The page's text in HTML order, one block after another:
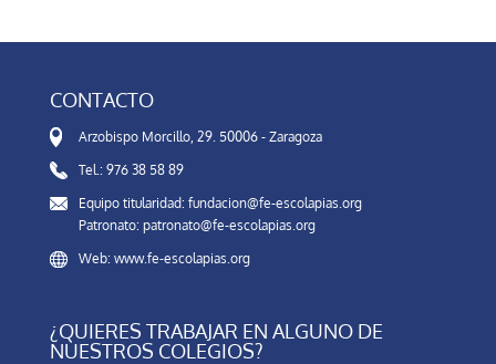
CONTACTO
Arzobispo Morcillo, 29. 50006 - Zaragoza
Tel.: 976 38 58 89
Equipo titularidad: fundacion@fe-escolapias.org
Patronato: patronato@fe-escolapias.org
Web: www.fe-escolapias.org
¿QUIERES TRABAJAR EN ALGUNO DE
NUESTROS COLEGIOS?